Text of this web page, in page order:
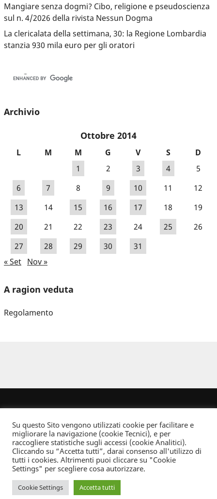
Mangiare senza dogmi? Cibo, religione e pseudoscienza
sul n. 4/2026 della rivista Nessun Dogma
La clericalata della settimana, 30: la Regione Lombardia
stanzia 930 mila euro per gli oratori
Archivio
Ottobre 2014
L M M G V S
D
1
2 3 4
5
6
7 8 9 10 11
12
13
14 15 16 17 18
19
20
21 22 23 24 25
26
27
28 29 30
31
« Set Nov »
A ragion veduta
Regolamento
Dove non indicato altrimenti quest’opera è distribuita con Licenza
Creative Commons Attribuzione - Non commerciale - Non opere derivate 2.5 Italia
Informativa sulla privacy
Su questo Sito vengono utilizzati cookie per facilitare e
migliorare la navigazione (cookie Tecnici), e per
raccogliere statistiche sugli accessi (cookie Analitici).
Cliccando su “Accetta tutti”, darai consenso all'utilizzo di
tutti i cookies. Altrimenti puoi cliccare su "Cookie
Settings" per scegliere cosa autorizzare.
Cookie Settings Accetta tutti